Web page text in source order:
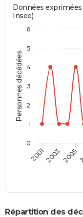
Personnes décédées
Données
Insee)
200120032005
0
1
2
3
4
5
6
Répartition des